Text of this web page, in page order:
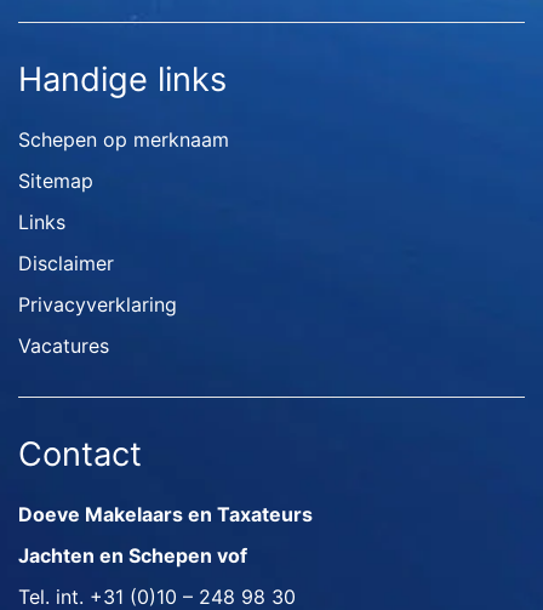
Handige links
Schepen op merknaam
Sitemap
Links
Disclaimer
Privacyverklaring
Vacatures
Contact
Doeve Makelaars en Taxateurs
Jachten en Schepen vof
Tel. int. +31 (0)10 – 248 98 30